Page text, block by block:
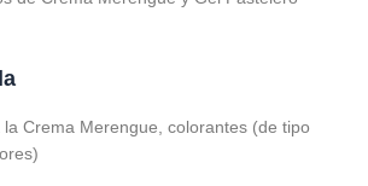
Crema Merengue, colorantes (de tipo